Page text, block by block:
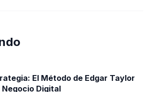
El Método de Edgar Taylor
Digital